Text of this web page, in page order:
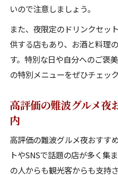
いので注意しましょう。
また、夜限定のドリンクセッ
供する店もあり、お酒と料理
す。特別な日や自分へのご褒
の特別メニューをぜひチェッ
高評価の難波グルメ夜
内
高評価の難波グルメ夜おすす
トやSNSで話題の店が多く集
の人からも観光客からも支持